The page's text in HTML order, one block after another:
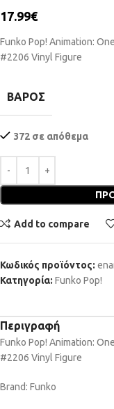
17.99€
Funko Pop! Animation:
#2206 Vinyl Figure
ΒΆΡΟΣ
372 σε απόθεμα
Add to compare
Κωδικός προϊόντος:
Κατηγορία: Funko Pop!
Περιγραφή
Funko Pop! Animation:
#2206 Vinyl Figure
Brand: Funko